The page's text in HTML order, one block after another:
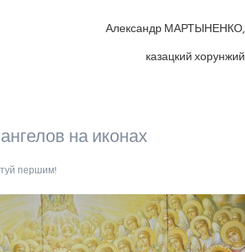
Александр МАРТЫНЕНКО,
казацкий хорунжий
на иконах
першим!